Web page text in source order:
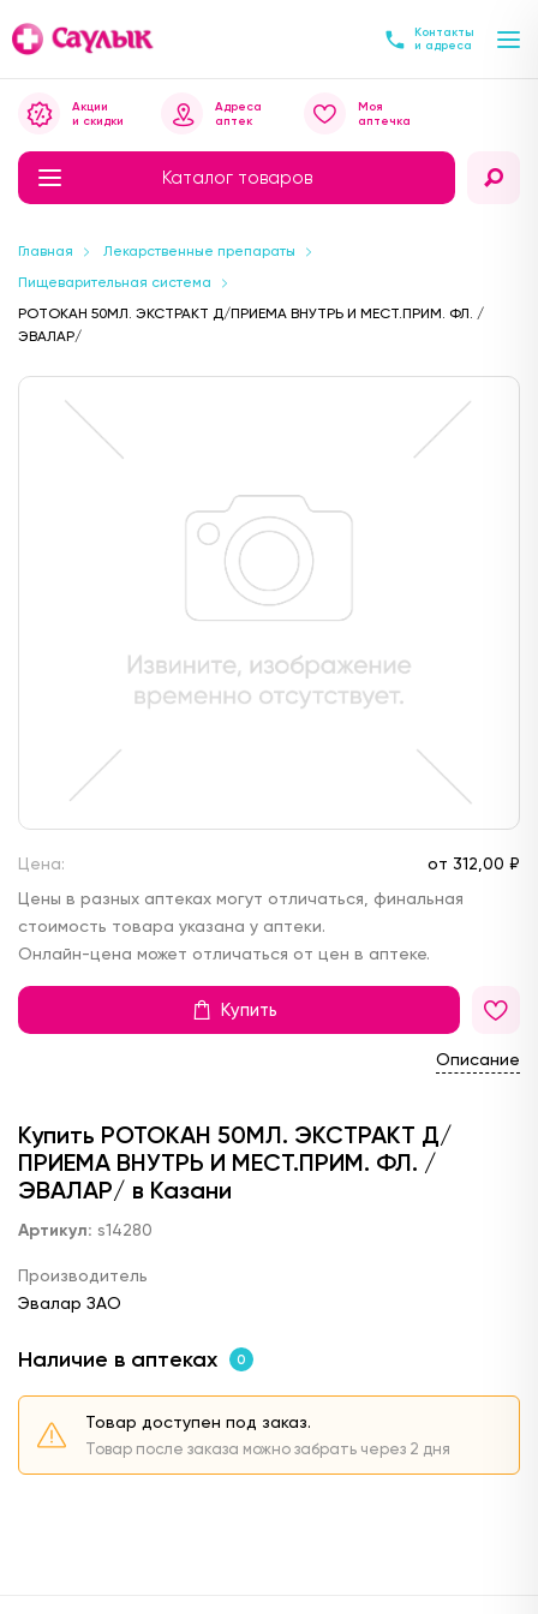
Контакты
и адреса
Каталог товаров
Акции
и скидки
Адреса
аптек
Моя
аптечка
Главная
Лекарственные препараты
Пищеварительная система
РОТОКАН 50МЛ. ЭКСТРАКТ Д/ПРИЕМА ВНУТРЬ И МЕСТ.ПРИМ. ФЛ. /
ЭВАЛАР/
Цена: от 312, 00 ₽
Цены в разных аптеках могут отличаться, финальная
стоимость товара указана у аптеки.
Онлайн-цена может отличаться от цен в аптеке.
Купить
Описание
Купить РОТОКАН 50МЛ. ЭКСТРАКТ Д/
ПРИЕМА ВНУТРЬ И МЕСТ.ПРИМ. ФЛ. /
ЭВАЛАР/ в Казани
Артикул: s14280
Производитель
Эвалар ЗАО
Наличие в аптеках 0
Товар доступен под заказ.
Товар после заказа можно забрать через 2 дня